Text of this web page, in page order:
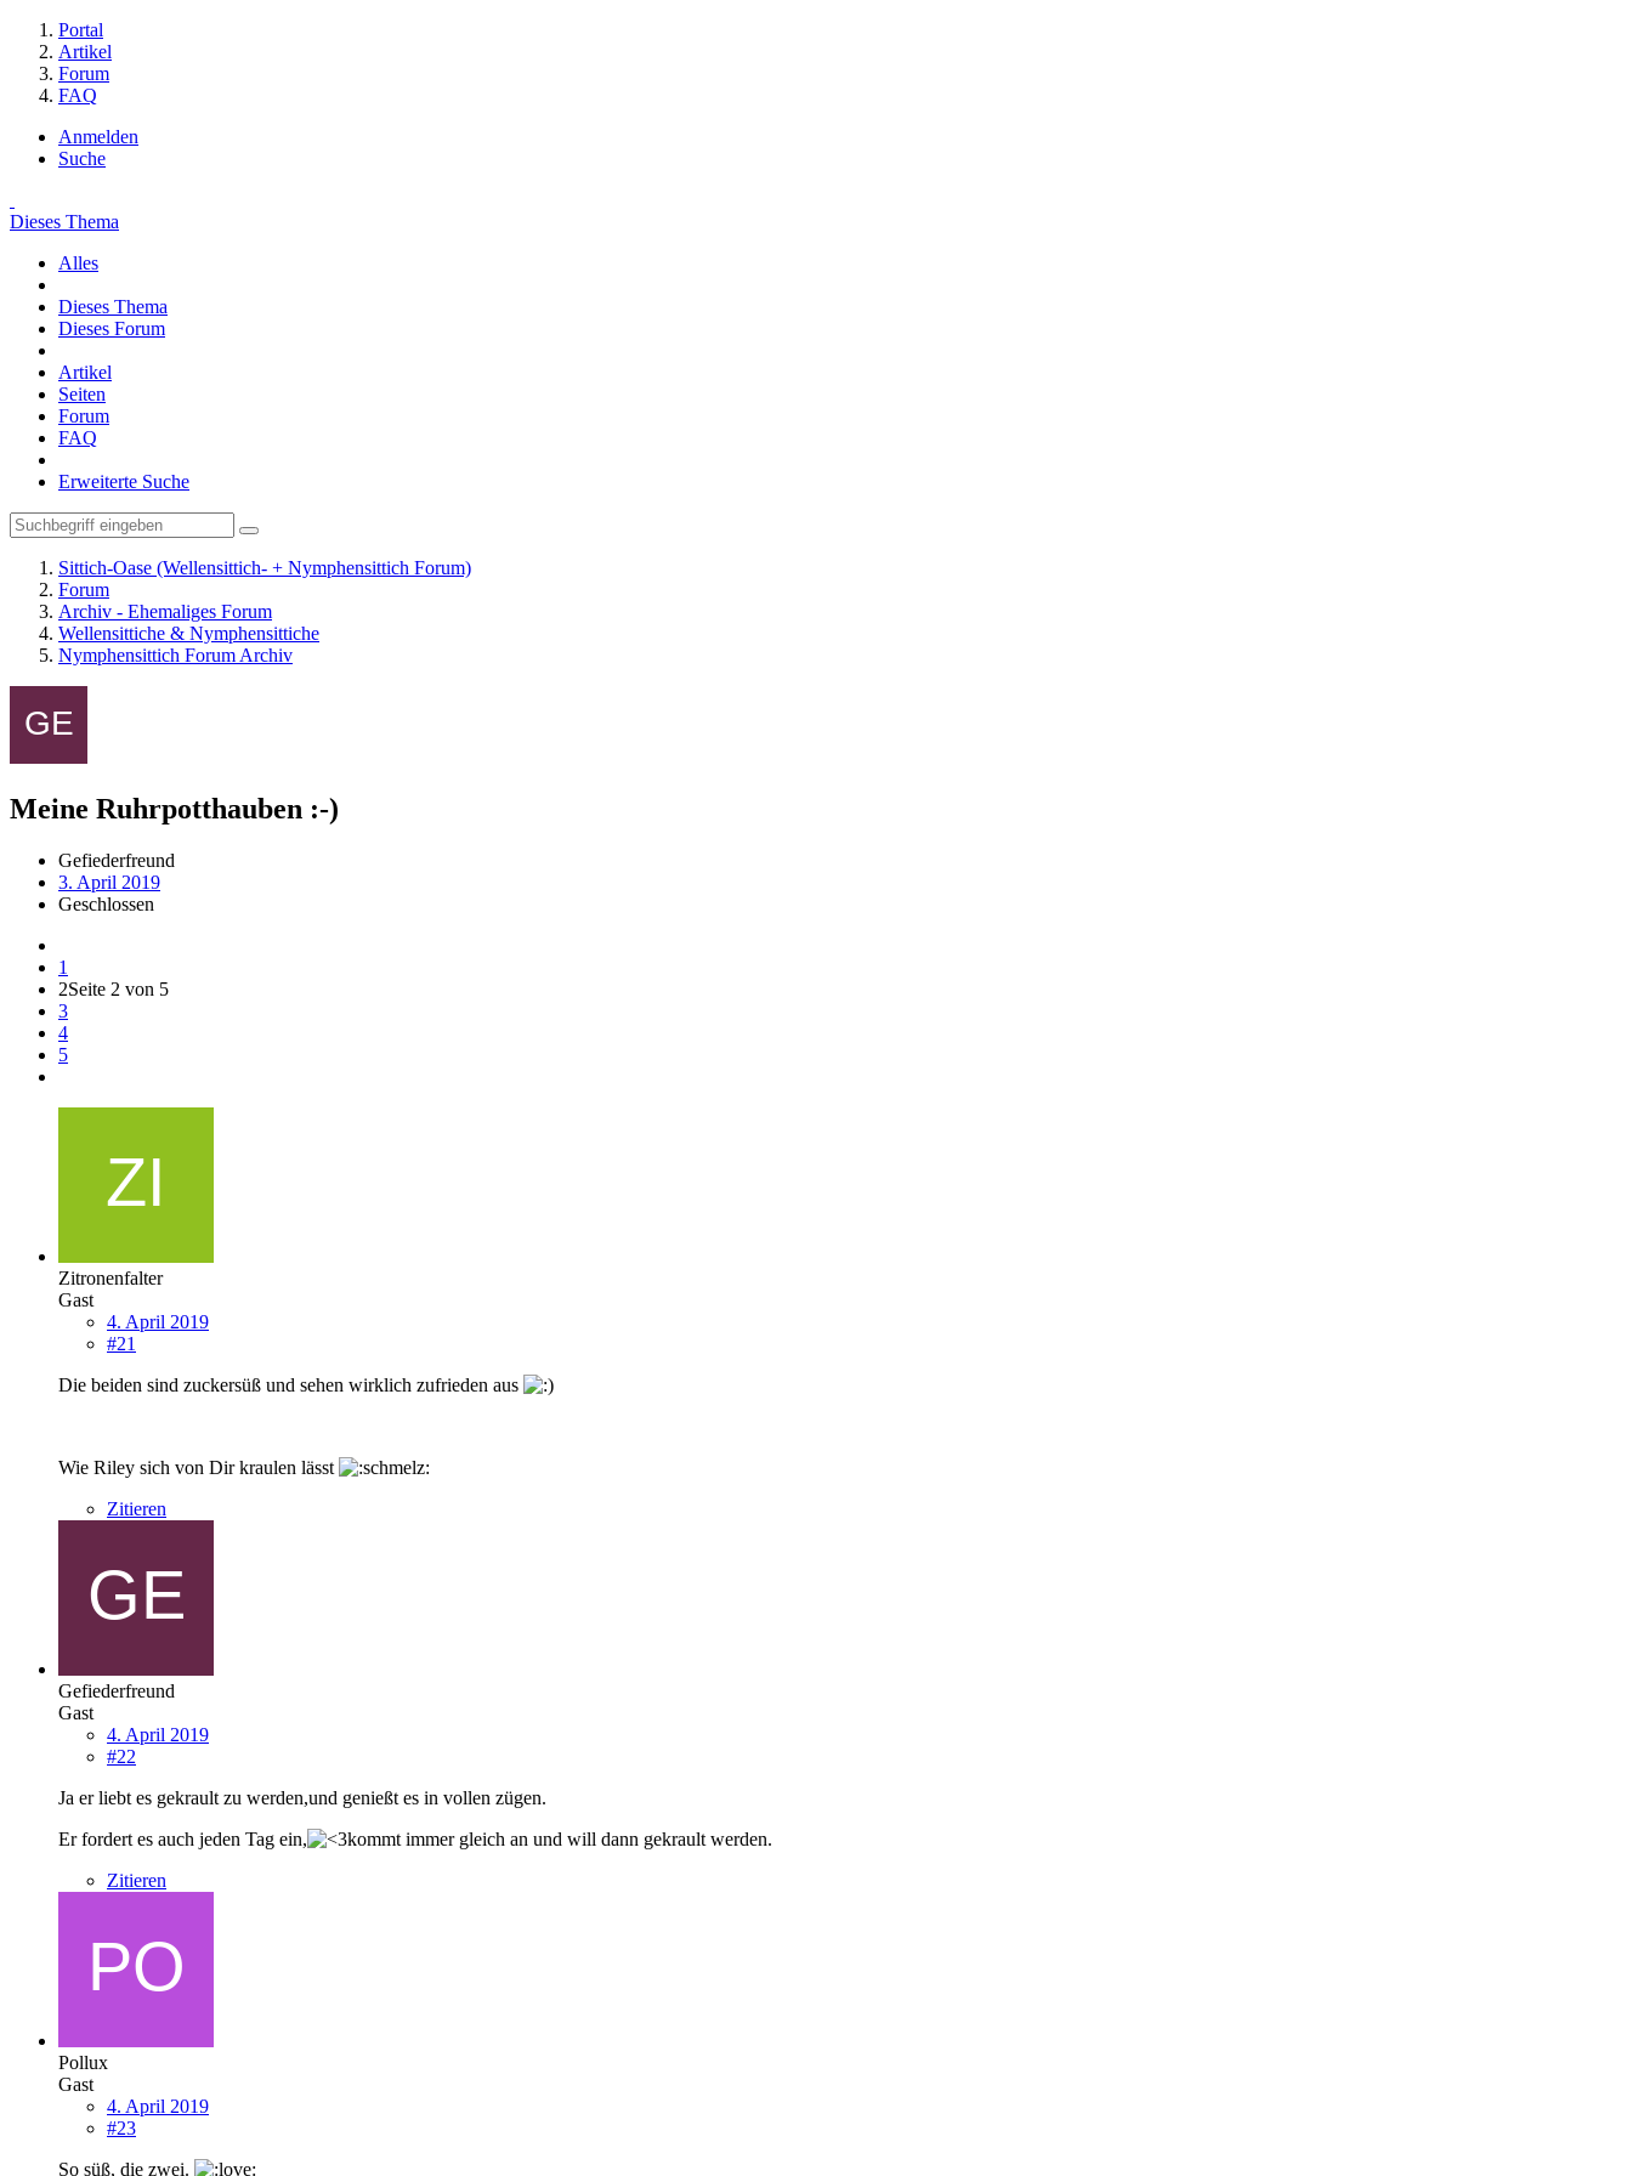
Portal
Artikel
Forum
FAQ
Anmelden
Suche
Dieses Thema
Alles
Dieses Thema
Dieses Forum
Artikel
Seiten
Forum
FAQ
Erweiterte Suche
Sittich-Oase (Wellensittich- + Nymphensittich Forum)
Forum
Archiv - Ehemaliges Forum
Wellensittiche & Nymphensittiche
Nymphensittich Forum Archiv
Meine Ruhrpotthauben :-)
Gefiederfreund
3. April 2019
Geschlossen
1
2Seite 2 von 5
3
4
5
Zitronenfalter
Gast
4. April 2019
#21
Die beiden sind zuckersüß und sehen wirklich zufrieden aus
Wie Riley sich von Dir kraulen lässt
Zitieren
Gefiederfreund
Gast
4. April 2019
#22
Ja er liebt es gekrault zu werden,und genießt es in vollen zügen.
Er fordert es auch jeden Tag ein,
kommt immer gleich an und will dann gekrault werden.
Zitieren
Pollux
Gast
4. April 2019
#23
So süß, die zwei.